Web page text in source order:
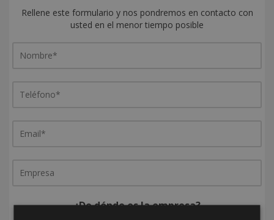
Rellene este formulario y nos pondremos en contacto con
usted en el menor tiempo posible
¿De dónde es la empresa?